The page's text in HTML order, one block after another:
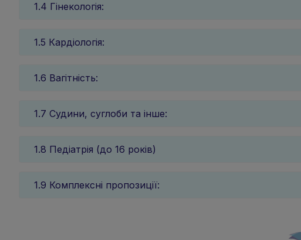
1.4 Гінекологія:
1.5 Кардіологія:
1.6 Вагітність:
1.7 Судини, суглоби та інше:
1.8 Педіатрія (до 16 років)
1.9 Комплексні пропозиції: